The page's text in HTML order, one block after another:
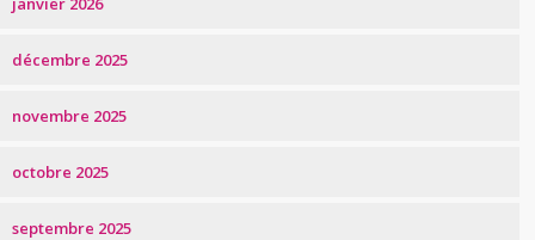
décembre 2025
novembre 2025
octobre 2025
septembre 2025